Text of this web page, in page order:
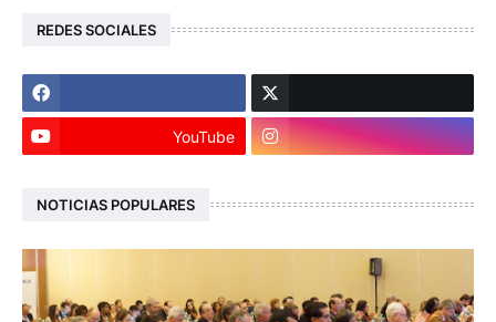
REDES SOCIALES
YouTube
NOTICIAS POPULARES